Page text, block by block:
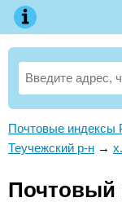
Почтовые индексы
Теучежский р-н →
Почтовый